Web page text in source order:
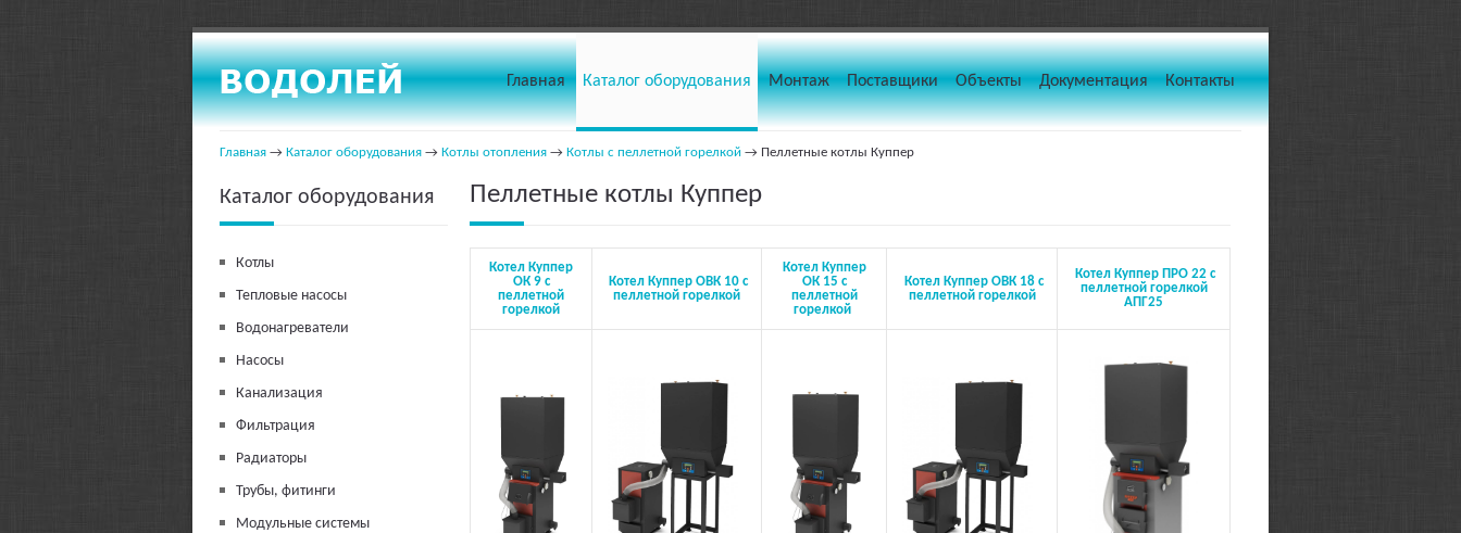
Главная Каталог оборудования Монтаж Поставщики Объекты Документация Контакты
Главная → Каталог оборудования → Котлы отопления → Котлы с пеллетной горелкой → Пеллетные котлы Куппер
Каталог оборудования
Котлы
Тепловые насосы
Водонагреватели
Насосы
Канализация
Фильтрация
Радиаторы
Трубы, фитинги
Модульные системы
Пеллетные котлы Куппер
Котел Куппер
ОК 9 с
пеллетной
горелкой
Котел Куппер ОВК 10 с
пеллетной горелкой
Котел Куппер
ОК 15 с
пеллетной
горелкой
Котел Куппер ОВК 18 с
пеллетной горелкой
Котел Куппер ПРО 22 с
пеллетной горелкой
АПГ25